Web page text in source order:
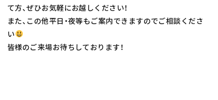
て方、ぜひお気軽にお越しください！
また、この他平日・夜等もご案内できますのでご相談くださ
い
皆様のご来場お待ちしております！